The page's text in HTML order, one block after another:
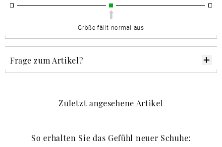
Größe fällt normal aus
Frage zum Artikel?
Zuletzt angesehene Artikel
So erhalten Sie das Gefühl neuer Schuhe: